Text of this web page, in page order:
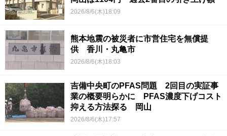
2026/8/6(木)18:09
熊本地震の被災者に市営住宅を無償提
供 香川・丸亀市
2026/8/6(木)18:03
吉備中央町のPFAS問題 2回目の実証事
業の概要明らかに PFAS濃度下げコスト
抑える方法探る 岡山
2026/8/6(木)17:57